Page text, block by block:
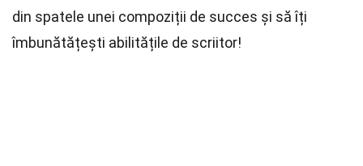
din spatele unei compoziții de succes și să îți
îmbunătățești abilitățile de scriitor!